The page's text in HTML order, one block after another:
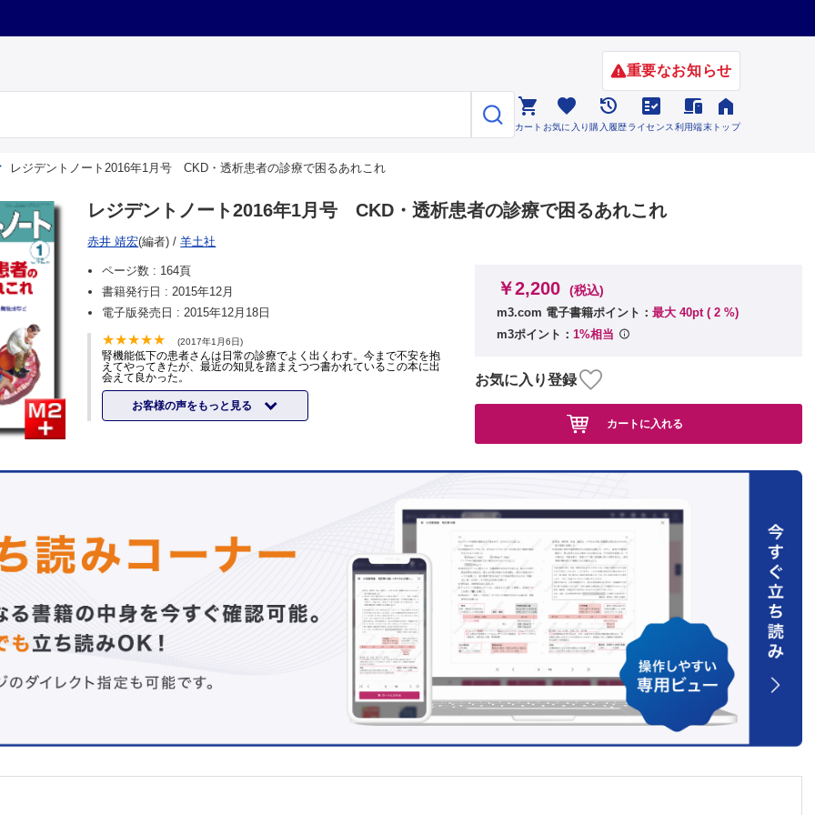
重要なお知らせ

カート

お気に入り

購入履歴

ライセンス

利用端末

トップ
レジデントノート2016年1月号 CKD・透析患者の診療で困るあれこれ
レジデントノート2016年1月号 CKD・透析患者の診療で困るあれこれ
赤井 靖宏(編者) /羊土社
ページ数 : 164頁
書籍発行日 :2015年12月
電子版発売日 :2015年12月18日
(2017年1月6日)
腎機能低下の患者さんは日常の診療でよく出くわす。今まで不安を抱
えてやってきたが、最近の知見を踏まえつつ書かれているこの本に出
会えて良かった。
お客様の声をもっと見る
￥2,200 (税込)
m3.com 電子書籍ポイント： 最大 40pt ( 2 %)
m3ポイント： 1%相当
お気に入り登録
カートに入れる